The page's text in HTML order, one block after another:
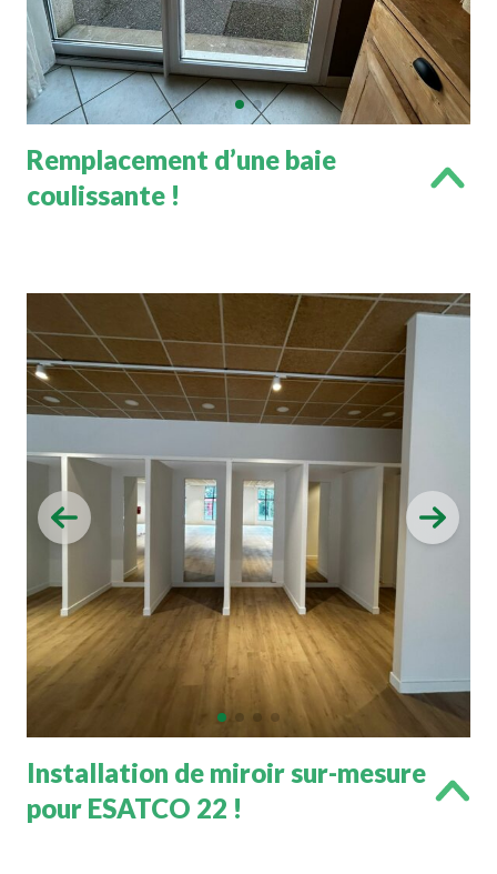
Remplacement d’une baie
coulissante !
Installation de miroir sur-mesure
pour ESATCO 22 !